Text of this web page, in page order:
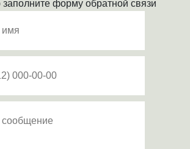
заполните форму обратной связи